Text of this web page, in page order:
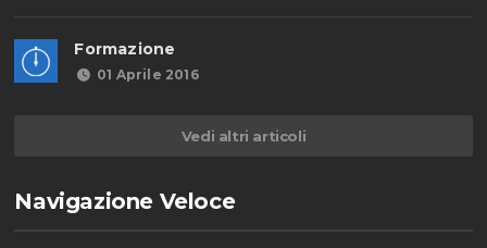
Formazione
01 Aprile 2016
Vedi altri articoli
Navigazione Veloce